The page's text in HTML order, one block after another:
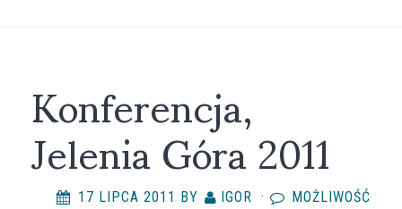
Konferencja,
Jelenia Góra 2011
17 LIPCA 2011 BY IGOR ·
MOŻLIWOŚĆ